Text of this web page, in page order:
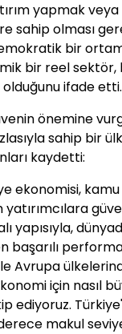
yapmak
sahip olması
bir
bir reel
ifade etti.
önemine
sahip bir
kaydetti:
ekonomisi,
yapısıyla,
başarılı
Avrupa
için nasıl
ediyoruz.
derece makul